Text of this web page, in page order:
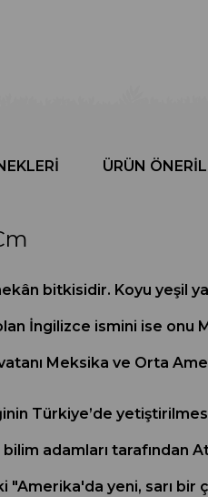
ÜRÜN
bitkisidir. Koyu yeşil
İngilizce ismini ise onu
Meksika ve Orta
Türkiye’de
adamları tarafından
"Amerika'da yeni, sarı